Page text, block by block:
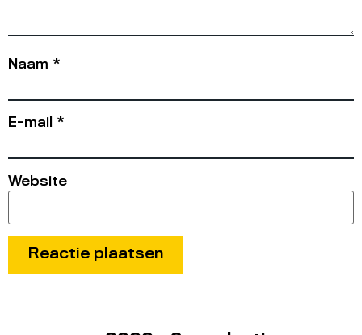
Naam *
E-mail *
Website